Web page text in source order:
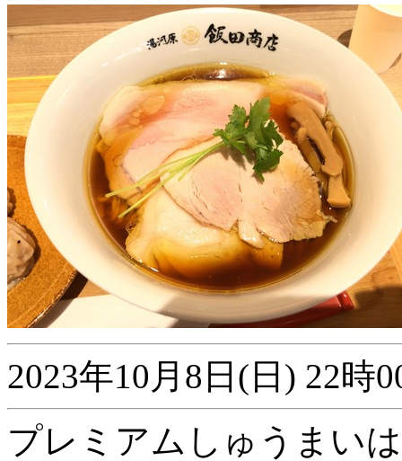
2023年10月8日(日) 22時
プレミアムしゅうまい